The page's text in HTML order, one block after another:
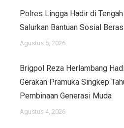
Polres Lingga Hadir di
Salurkan Bantuan Sosial Beras
Agustus 5, 2026
Brigpol Reza Herlambang
Gerakan Pramuka Singkep
Pembinaan Generasi Muda
Agustus 4, 2026